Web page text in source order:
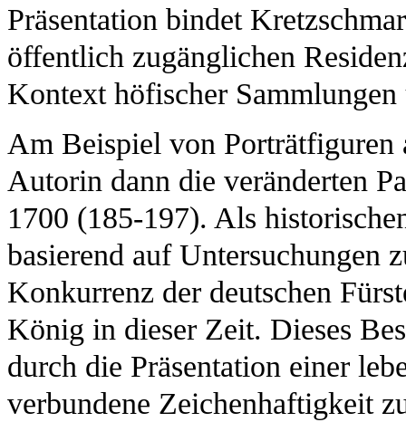
Präsentation bindet
öffentlich zugänglichen
Kontext höfischer
Am Beispiel von Porträtfiguren
Autorin dann die veränderten
1700 (185-197). Als
basierend auf Untersuchungen
Konkurrenz der deutschen
König in dieser Zeit. Dieses
durch die Präsentation einer
verbundene Zeichenhaftigkeit